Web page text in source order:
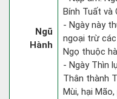
Ngũ
Hành
Bính Tuất và
- Ngày này
ngoại trừ các
Ngọ thuộc
- Ngày Thìn
Thân thành
Mùi, hại